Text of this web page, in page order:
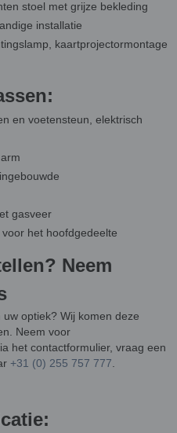
stoel met grijze bekleding
installatie
kaartprojectormontage
en voetensteun, elektrisch
gasveer
het hoofdgedeelte
Neem
optiek? Wij komen deze
Neem voor
het contactformulier, vraag een
+31 (0) 255 757 777